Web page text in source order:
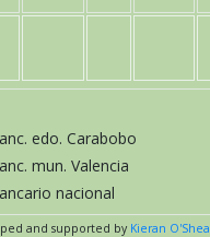
edo. Carabobo
mun. Valencia
nacional
and supported by Kieran O'Shea